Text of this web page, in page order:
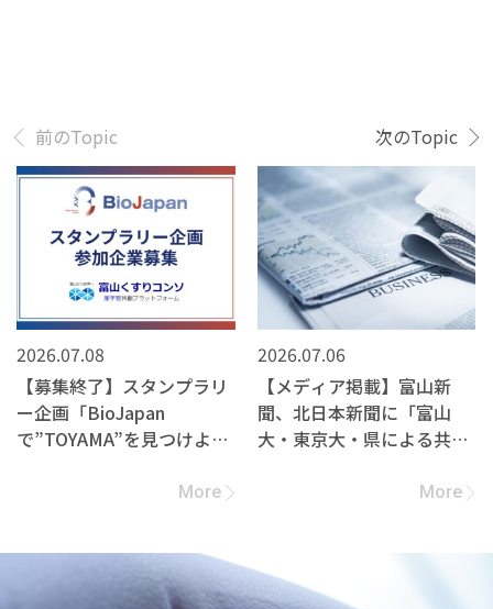
2026.07.08
【募集終了】スタンプラリ
ー企画「BioJapan
で”TOYAMA”を見つけよ
More
2026.07.06
【メディア掲載】富山新
聞、北日本新聞に「富山
大・東京大・県による共同
More
前のTopic 次のTopic